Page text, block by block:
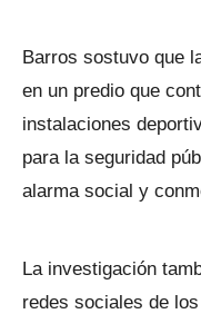
Barros sostuvo que
en un predio que
instalaciones
para la seguridad
alarma social y
La investigación
redes sociales de